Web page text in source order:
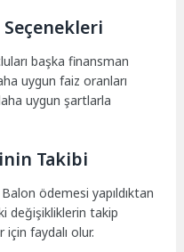
başka finansman
uygun faiz oranları
uygun şartlarla
Takibi
ödemesi yapıldıktan
değişikliklerin takip
için faydalı olur.